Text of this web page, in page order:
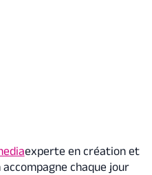
experte en création et
chaque jour